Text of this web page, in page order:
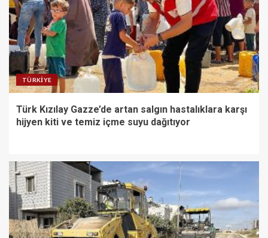
TÜRKIYE
Türk Kızılay Gazze’de artan salgın hastalıklara karşı
hijyen kiti ve temiz içme suyu dağıtıyor